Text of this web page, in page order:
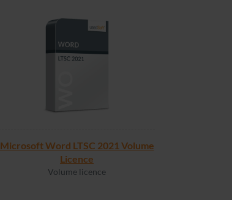
Microsoft Word LTSC 2021 Volume
Licence
Volume licence